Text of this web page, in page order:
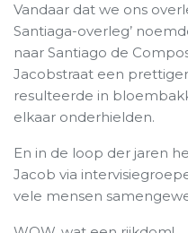
Vandaar dat we ons
Santiaga-overleg’
naar Santiago de
Jacobstraat een
resulteerde in
elkaar onderhielden.
En in de loop der jaren
Jacob via
vele mensen